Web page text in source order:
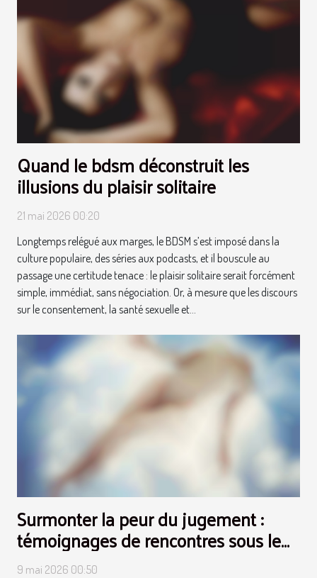
Quand le bdsm déconstruit les
illusions du plaisir solitaire
21 mai 2026 00:20
Longtemps relégué aux marges, le BDSM s’est imposé dans la
culture populaire, des séries aux podcasts, et il bouscule au
passage une certitude tenace : le plaisir solitaire serait forcément
simple, immédiat, sans négociation. Or, à mesure que les discours
sur le consentement, la santé sexuelle et...
Surmonter la peur du jugement :
témoignages de rencontres sous le
signe du respect
9 mai 2026 00:50